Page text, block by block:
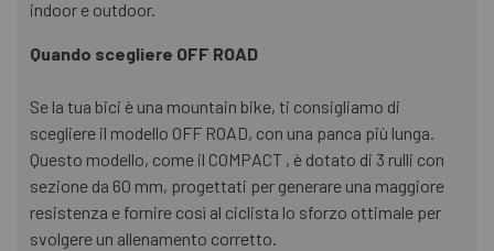
indoor e outdoor.
Quando scegliere OFF ROAD
Se la tua bici è una mountain bike, ti consigliamo di
scegliere il modello OFF ROAD, con una panca più lunga.
Questo modello, come il COMPACT , è dotato di 3 rulli con
sezione da 60 mm, progettati per generare una maggiore
resistenza e fornire così al ciclista lo sforzo ottimale per
svolgere un allenamento corretto.